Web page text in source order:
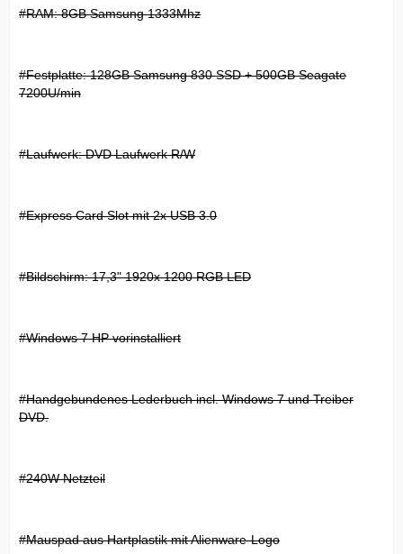
#RAM: 8GB Samsung 1333Mhz
#Festplatte: 128GB Samsung 830 SSD + 500GB Seagate
7200U/min
#Laufwerk: DVD Laufwerk R/W
#Express Card Slot mit 2x USB 3.0
#Bildschirm: 17,3" 1920x 1200 RGB LED
#Windows 7 HP vorinstalliert
#Handgebundenes Lederbuch incl. Windows 7 und Treiber
DVD.
#240W Netzteil
#Mauspad aus Hartplastik mit Alienware-Logo